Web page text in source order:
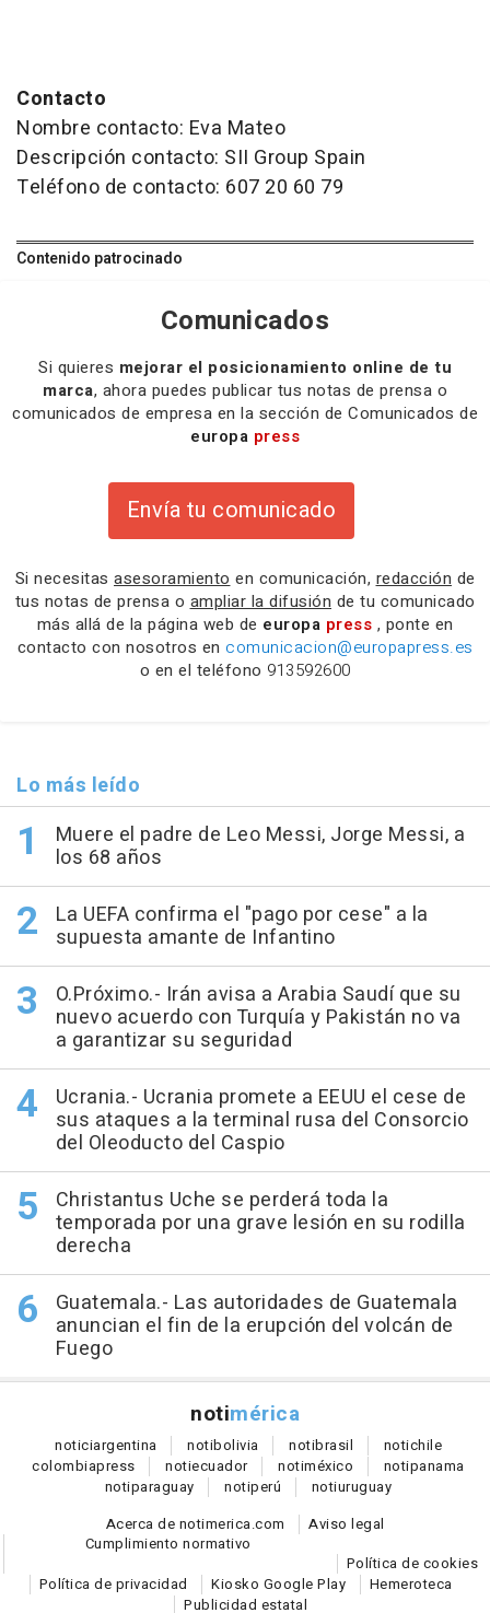
Contacto
Nombre contacto: Eva Mateo
Descripción contacto: SII Group Spain
Teléfono de contacto: 607 20 60 79
Contenido patrocinado
Comunicados
Si quieres mejorar el posicionamiento online de tu
marca, ahora puedes publicar tus notas de prensa o
comunicados de empresa en la sección de Comunicados de
europa press
Envía tu comunicado
Si necesitas asesoramiento en comunicación, redacción de
tus notas de prensa o ampliar la difusión de tu comunicado
más allá de la página web de europa press , ponte en
contacto con nosotros en comunicacion@europapress.es
o en el teléfono 913592600
Lo más leído
Muere el padre de Leo Messi, Jorge Messi, a
los 68 años
La UEFA confirma el "pago por cese" a la
supuesta amante de Infantino
O.Próximo.- Irán avisa a Arabia Saudí que su
nuevo acuerdo con Turquía y Pakistán no va
a garantizar su seguridad
Ucrania.- Ucrania promete a EEUU el cese de
sus ataques a la terminal rusa del Consorcio
del Oleoducto del Caspio
Christantus Uche se perderá toda la
temporada por una grave lesión en su rodilla
derecha
Guatemala.- Las autoridades de Guatemala
anuncian el fin de la erupción del volcán de
Fuego
notimérica
noticiargentina notibolivia notibrasil notichile
colombiapress notiecuador notiméxico notipanama
notiparaguay notiperú notiuruguay
Acerca de notimerica.com
Aviso legal
Cumplimiento normativo
Política de cookies
Política de privacidad
Kiosko Google Play
Hemeroteca
Publicidad estatal